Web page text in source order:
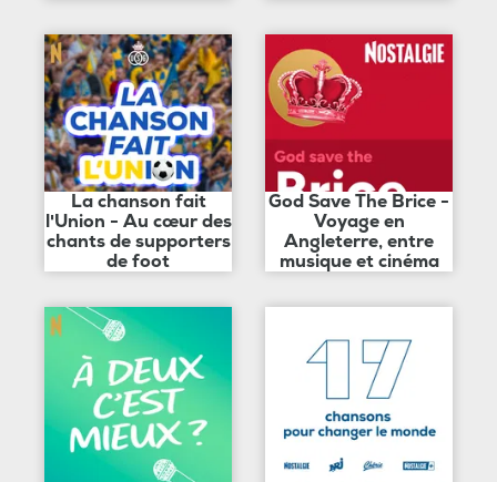
La chanson fait
l'Union - Au cœur des
chants de supporters
de foot
God Save The Brice -
Voyage en
Angleterre, entre
musique et cinéma